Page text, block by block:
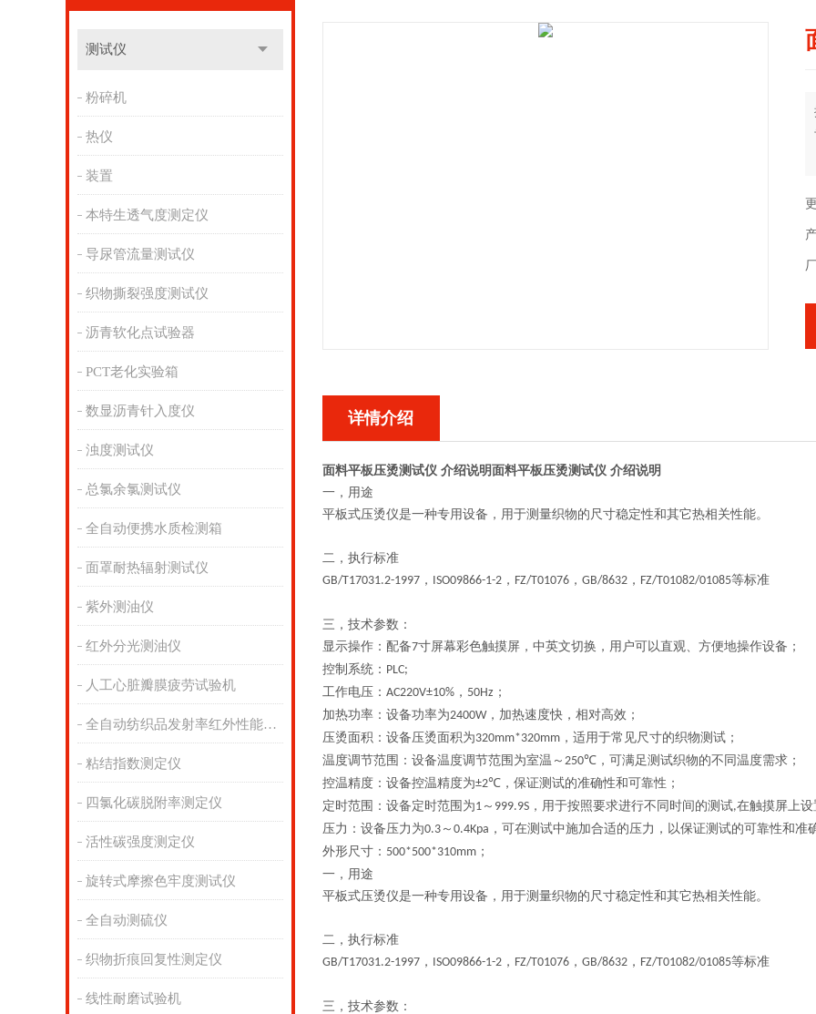
测试仪
粉碎机
热仪
装置
本特生透气度测定仪
导尿管流量测试仪
织物撕裂强度测试仪
沥青软化点试验器
PCT老化实验箱
数显沥青针入度仪
浊度测试仪
总氯余氯测试仪
全自动便携水质检测箱
面罩耐热辐射测试仪
紫外测油仪
红外分光测油仪
人工心脏瓣膜疲劳试验机
全自动纺织品发射率红外性能分析
粘结指数测定仪
四氯化碳脱附率测定仪
活性碳强度测定仪
旋转式摩擦色牢度测试仪
全自动测硫仪
织物折痕回复性测定仪
线性耐磨试验机
详情介绍
面料平板压烫测试仪 介绍说明 面料平板压烫测试仪 介绍说明
一，用途
平板式压烫仪是一种专用设备，用于测量织物的尺寸稳定性和其它热相关性能。
二，执行标准
GB/T17031.2-1997 ， ISO09866-1-2 ， FZ/T01076 ， GB/8632 ， FZ/T01082/01085等标准
三， 技术参数：
显示操作：配备7寸屏幕彩色触摸屏， 中英文切换， 用户可以直观、方便地操作设备；
控制系统： PLC;
工作电压： AC220V±10% ， 50Hz ；
加热功率：设备功率为2400W，加热速度快，相对高效；
压烫面积：设备压烫面积为320mm*320mm ，适用于常见尺寸的织物测试；
温度调节范围：设备温度调节范围为室温～ 250℃ ，可满足测试织物的不同温度需求；
控温精度：设备控温精度为±2℃ ，保证测试的准确性和可靠性；
定时范围：设备定时范围为1 ～ 999.9S ，用于按照要求进行不同时间的测试,在触摸屏上设
压力：设备压力为0.3 ～ 0.4Kpa ，可在测试中施加合适的压力，以保证测试的可靠性和准
外形尺寸： 500*500*310mm ；
一，用途
平板式压烫仪是一种专用设备，用于测量织物的尺寸稳定性和其它热相关性能。
二，执行标准
GB/T17031.2-1997 ， ISO09866-1-2 ， FZ/T01076 ， GB/8632 ， FZ/T01082/01085等标准
三， 技术参数：